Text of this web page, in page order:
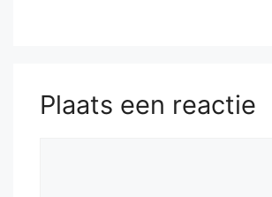
Plaats een reactie